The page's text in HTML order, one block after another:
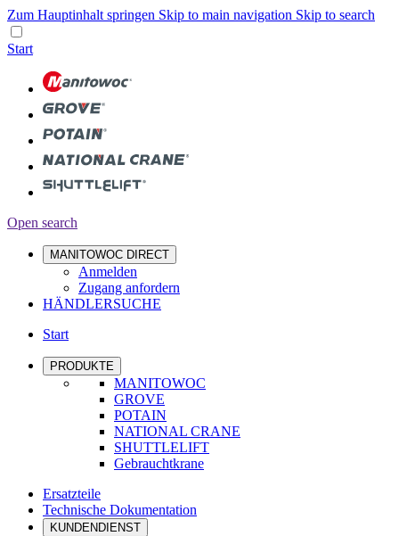
Zum Hauptinhalt springen Skip to main navigation Skip to search
Start
Open search
MANITOWOC DIRECT
Anmelden
Zugang anfordern
HÄNDLERSUCHE
Start
PRODUKTE
MANITOWOC
GROVE
POTAIN
NATIONAL CRANE
SHUTTLELIFT
Gebrauchtkrane
Ersatzteile
Technische Dokumentation
KUNDENDIENST